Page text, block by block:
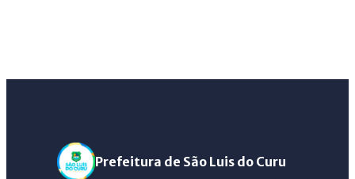
Prefeitura de São Luis do Curu